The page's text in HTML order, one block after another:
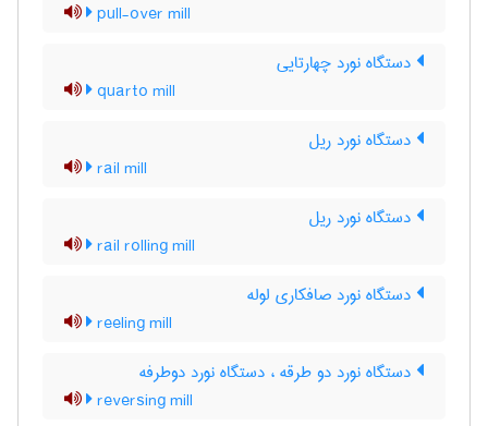
pull-over mill
دستگاه نورد چهارتایی
quarto mill
دستگاه نورد ریل
rail mill
دستگاه نورد ریل
rail rolling mill
دستگاه نورد صافکاری لوله
reeling mill
دستگاه نورد دو طرقه ، دستگاه نورد دوطرفه
reversing mill